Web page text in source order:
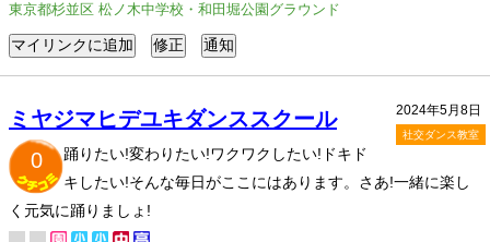
東京都杉並区 松ノ木中学校・和田堀公園グラウンド
2024年5月8日
社交ダンス教室
ミヤジマヒデユキダンススクール
0
踊りたい!変わりたい!ワクワクしたい!ドキド
キしたい!そんな毎日がここにはあります。さあ!一緒に楽し
く元気に踊りましょ!